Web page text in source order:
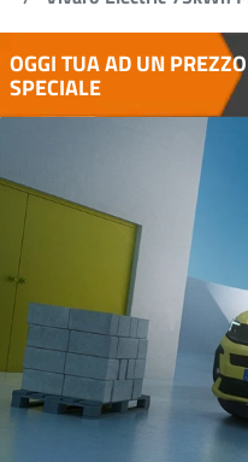
OGGI TUA AD UN PREZZO
SPECIALE